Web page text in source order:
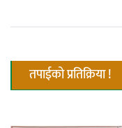
प्रेस
तपाईको प्रतिक्रिया !